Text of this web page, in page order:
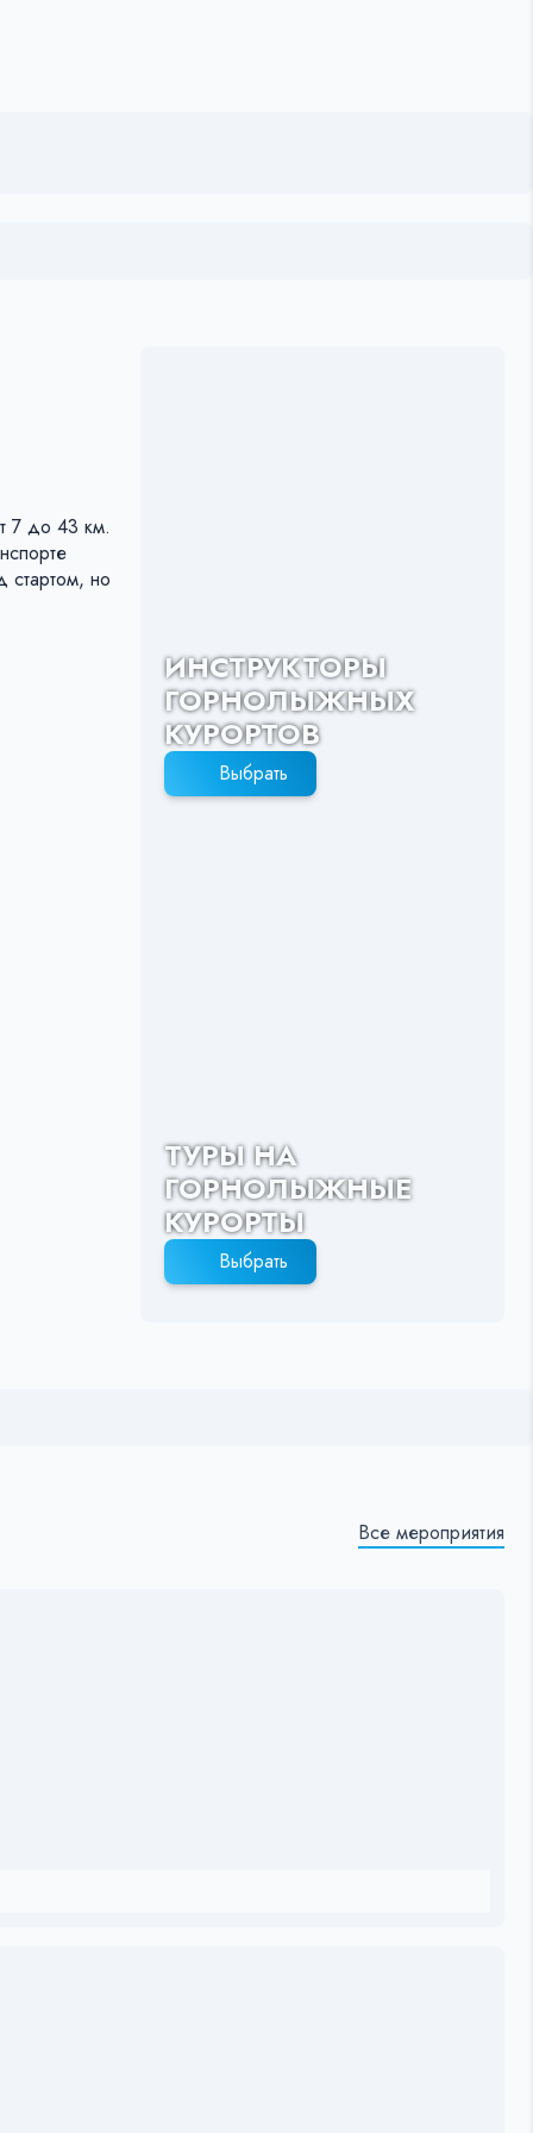
7 до 43 км.
но
ИНСТРУКТОРЫ
ГОРНОЛЫЖНЫХ
КУРОРТОВ
Выбрать
ТУРЫ НА
ГОРНОЛЫЖНЫЕ
КУРОРТЫ
Выбрать
Все мероприятия